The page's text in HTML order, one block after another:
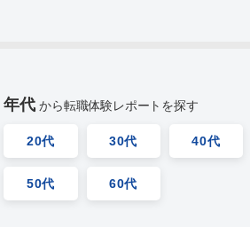
年代 から転職体験レポートを探す
20代 30代 40代
50代 60代